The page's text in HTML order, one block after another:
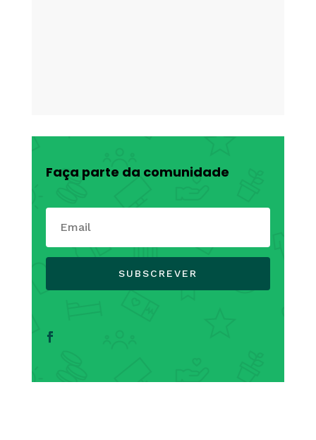
Faça parte da comunidade
SUBSCREVER